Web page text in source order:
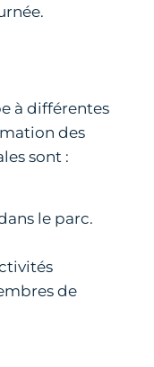
à différentes
des
sont :
le parc.
de